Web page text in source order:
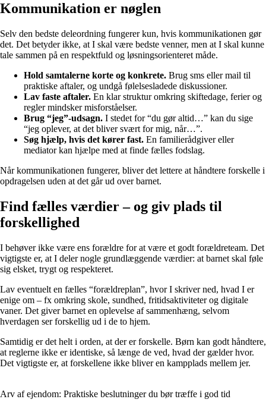
Kommunikation er nøglen
Selv den bedste deleordning fungerer kun, hvis kommunikationen gør
det. Det betyder ikke, at I skal være bedste venner, men at I skal kunne
tale sammen på en respektfuld og løsningsorienteret måde.
Hold samtalerne korte og konkrete. Brug sms eller mail til
praktiske aftaler, og undgå følelsesladede diskussioner.
Lav faste aftaler. En klar struktur omkring skiftedage, ferier og
regler mindsker misforståelser.
Brug “jeg”-udsagn. I stedet for “du gør altid…” kan du sige
“jeg oplever, at det bliver svært for mig, når…”.
Søg hjælp, hvis det kører fast. En familierådgiver eller
mediator kan hjælpe med at finde fælles fodslag.
Når kommunikationen fungerer, bliver det lettere at håndtere forskelle i
opdragelsen uden at det går ud over barnet.
Find fælles værdier – og giv plads til
forskellighed
I behøver ikke være ens forældre for at være et godt forældreteam. Det
vigtigste er, at I deler nogle grundlæggende værdier: at barnet skal føle
sig elsket, trygt og respekteret.
Lav eventuelt en fælles “forældreplan”, hvor I skriver ned, hvad I er
enige om – fx omkring skole, sundhed, fritidsaktiviteter og digitale
vaner. Det giver barnet en oplevelse af sammenhæng, selvom
hverdagen ser forskellig ud i de to hjem.
Samtidig er det helt i orden, at der er forskelle. Børn kan godt håndtere,
at reglerne ikke er identiske, så længe de ved, hvad der gælder hvor.
Det vigtigste er, at forskellene ikke bliver en kampplads mellem jer.
Arv af ejendom: Praktiske beslutninger du bør træffe i god tid